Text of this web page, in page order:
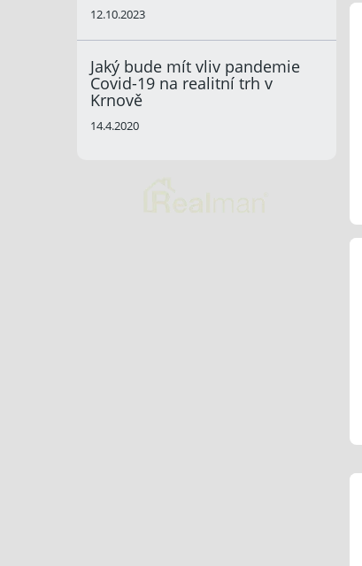
12.10.2023
Jaký bude mít vliv pandemie
Covid-19 na realitní trh v
Krnově
14.4.2020